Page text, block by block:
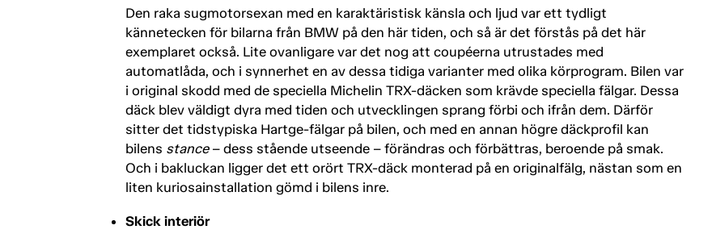
Den raka sugmotorsexan med en karaktäristisk känsla och ljud var ett tydligt
kännetecken för bilarna från BMW på den här tiden, och så är det förstås på det här
exemplaret också. Lite ovanligare var det nog att coupéerna utrustades med
automatlåda, och i synnerhet en av dessa tidiga varianter med olika körprogram. Bilen var
i original skodd med de speciella Michelin TRX-däcken som krävde speciella fälgar. Dessa
däck blev väldigt dyra med tiden och utvecklingen sprang förbi och ifrån dem. Därför
sitter det tidstypiska Hartge-fälgar på bilen, och med en annan högre däckprofil kan
bilens stance– dess stående utseende – förändras och förbättras, beroende på smak.
Och i bakluckan ligger det ett orört TRX-däck monterad på en originalfälg, nästan som en
liten kuriosainstallation gömd i bilens inre.
Skick interiör